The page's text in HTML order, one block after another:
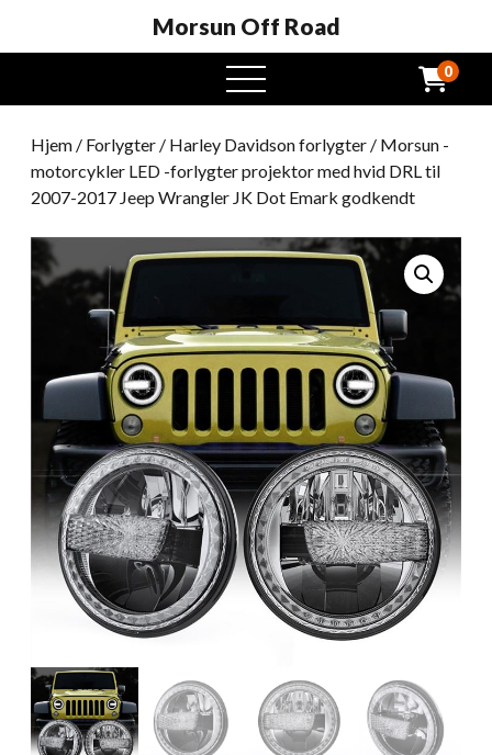
Morsun Off Road
Åben
menu
0
Hjem / Forlygter / Harley Davidson forlygter / Morsun -
motorcykler LED -forlygter projektor med hvid DRL til
2007-2017 Jeep Wrangler JK Dot Emark godkendt